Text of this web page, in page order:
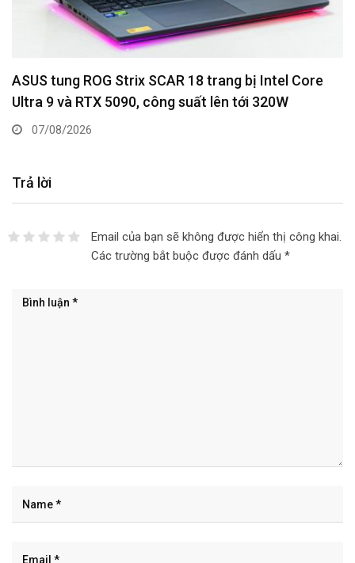
ASUS tung ROG Strix SCAR 18 trang bị Intel Core
Ultra 9 và RTX 5090, công suất lên tới 320W
07/08/2026
Trả lời
Email của bạn sẽ không được hiển thị công khai.
Các trường bắt buộc được đánh dấu *